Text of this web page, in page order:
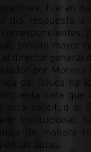
fueran
dio respuesta a
solicitó mayor
al director
por Morena
de Toluca ha
para
esta solicitud al
Institucional,
de manera
las aulas.